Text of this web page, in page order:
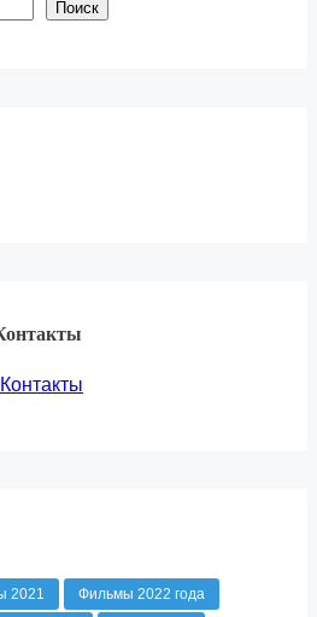
Поиск
2021
Фильмы 2022 года